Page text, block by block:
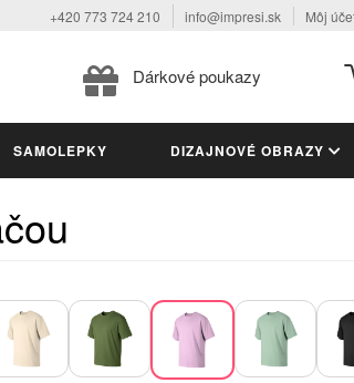
+420 773 724 210 info@impresi.sk Môj
Dárkové poukazy
SAMOLEPKY DIZAJNOVÉ OBRAZY